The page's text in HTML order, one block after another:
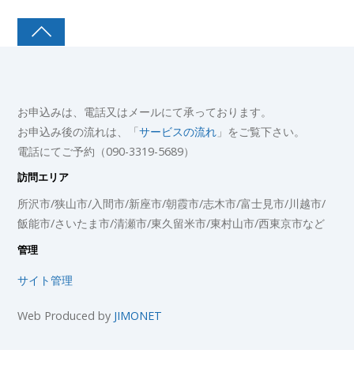
お申込みは、電話又はメールにて承っております。
お申込み後の流れは、「サービスの流れ 」をご覧下さい。
電話にてご予約（090-3319-5689）
訪問エリア
所沢市/狭山市/入間市/新座市/朝霞市/志木市/富士見市/川越市/
飯能市/さいたま市/清瀬市/東久留米市/東村山市/西東京市など
管理
サイト管理
Web Produced by JIMONET